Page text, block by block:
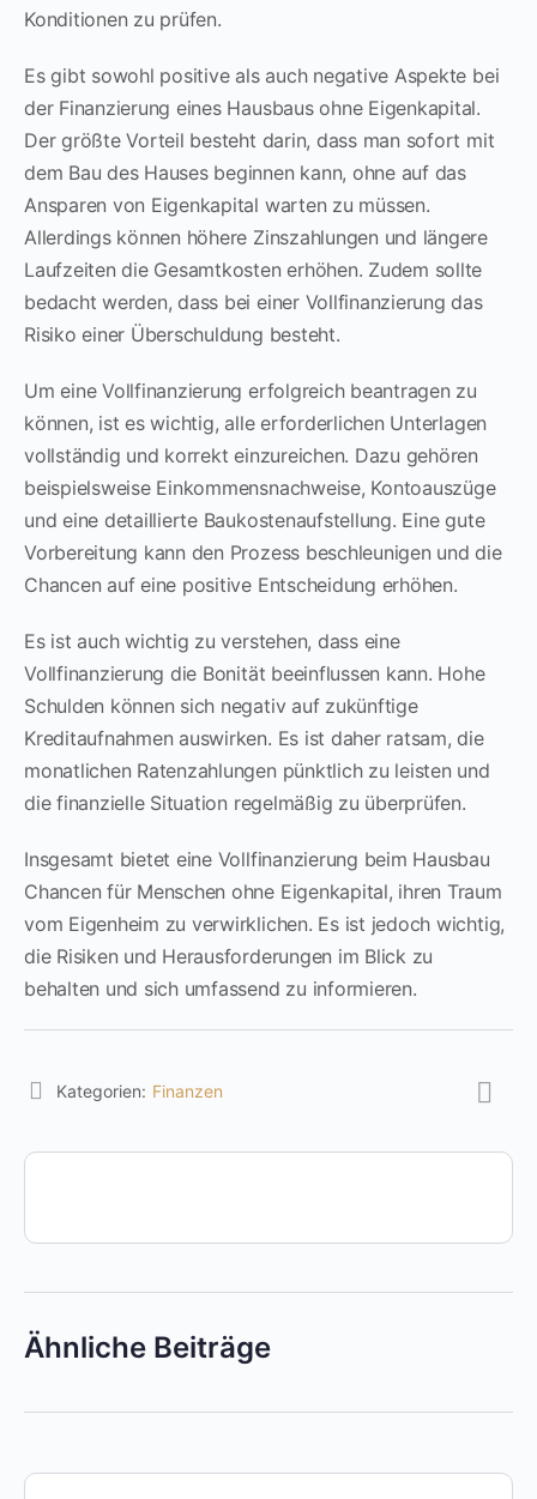
Konditionen zu prüfen.
Es gibt sowohl positive als auch negative Aspekte bei
der Finanzierung eines Hausbaus ohne Eigenkapital.
Der größte Vorteil besteht darin, dass man sofort mit
dem Bau des Hauses beginnen kann, ohne auf das
Ansparen von Eigenkapital warten zu müssen.
Allerdings können höhere Zinszahlungen und längere
Laufzeiten die Gesamtkosten erhöhen. Zudem sollte
bedacht werden, dass bei einer Vollfinanzierung das
Risiko einer Überschuldung besteht.
Um eine Vollfinanzierung erfolgreich beantragen zu
können, ist es wichtig, alle erforderlichen Unterlagen
vollständig und korrekt einzureichen. Dazu gehören
beispielsweise Einkommensnachweise, Kontoauszüge
und eine detaillierte Baukostenaufstellung. Eine gute
Vorbereitung kann den Prozess beschleunigen und die
Chancen auf eine positive Entscheidung erhöhen.
Es ist auch wichtig zu verstehen, dass eine
Vollfinanzierung die Bonität beeinflussen kann. Hohe
Schulden können sich negativ auf zukünftige
Kreditaufnahmen auswirken. Es ist daher ratsam, die
monatlichen Ratenzahlungen pünktlich zu leisten und
die finanzielle Situation regelmäßig zu überprüfen.
Insgesamt bietet eine Vollfinanzierung beim Hausbau
Chancen für Menschen ohne Eigenkapital, ihren Traum
vom Eigenheim zu verwirklichen. Es ist jedoch wichtig,
die Risiken und Herausforderungen im Blick zu
behalten und sich umfassend zu informieren.
Kategorien: Finanzen
Ähnliche Beiträge